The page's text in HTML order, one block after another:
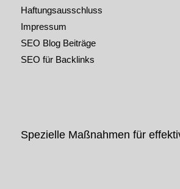
Haftungsausschluss
Impressum
SEO Blog Beiträge
SEO für Backlinks
Spezielle Maßnahmen für